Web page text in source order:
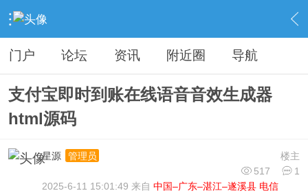
› 分类信息 › 源码模板 › 内容
门户 论坛 资讯 附近圈 导航
支付宝即时到账在线语音音效生成器
html源码
楼主
星源
管理员
517
1
2025-6-11 15:01:49 来自 中国–广东–湛江–遂溪县 电信